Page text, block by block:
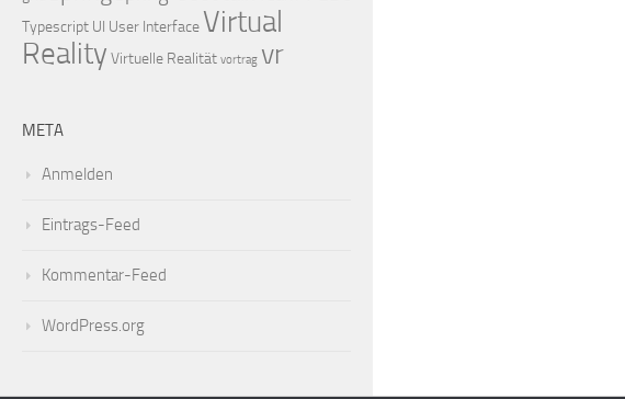
Typescript UI User Interface Virtual
Reality Virtuelle Realität vortrag vr
META
Anmelden
Eintrags-Feed
Kommentar-Feed
WordPress.org